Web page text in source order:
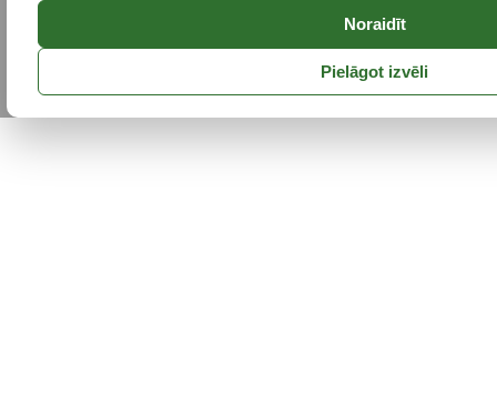
Noraidīt
Pielāgot izvēli